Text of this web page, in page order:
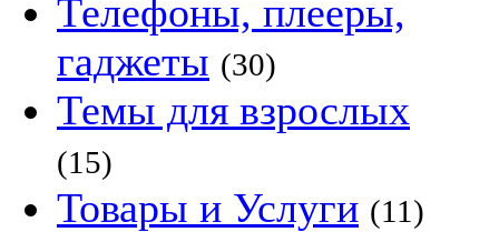
Телефоны, плееры,
гаджеты (30)
Темы для взрослых
(15)
Товары и Услуги (11)